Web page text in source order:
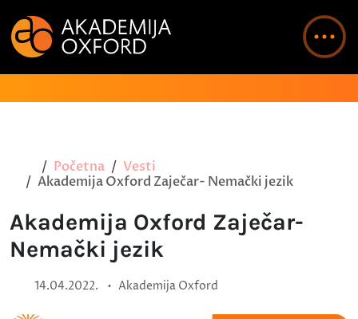
Početna
Vesti
Akademija Oxford Zaječar- Nemački jezik
Akademija Oxford Zaječar-
Nemački jezik
14.04.2022. • Akademija Oxford